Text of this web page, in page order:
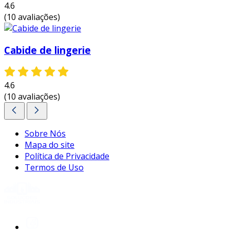
essa opção é ideal para quem deseja adquirir
em grandes quantidades e obter uma economia
significativa.
entre em contato e solicite um orçamento
personalizado!
4.6
(10 avaliações)
Cabide de lingerie
4.6
(10 avaliações)
Sobre Nós
Mapa do site
Política de Privacidade
Termos de Uso